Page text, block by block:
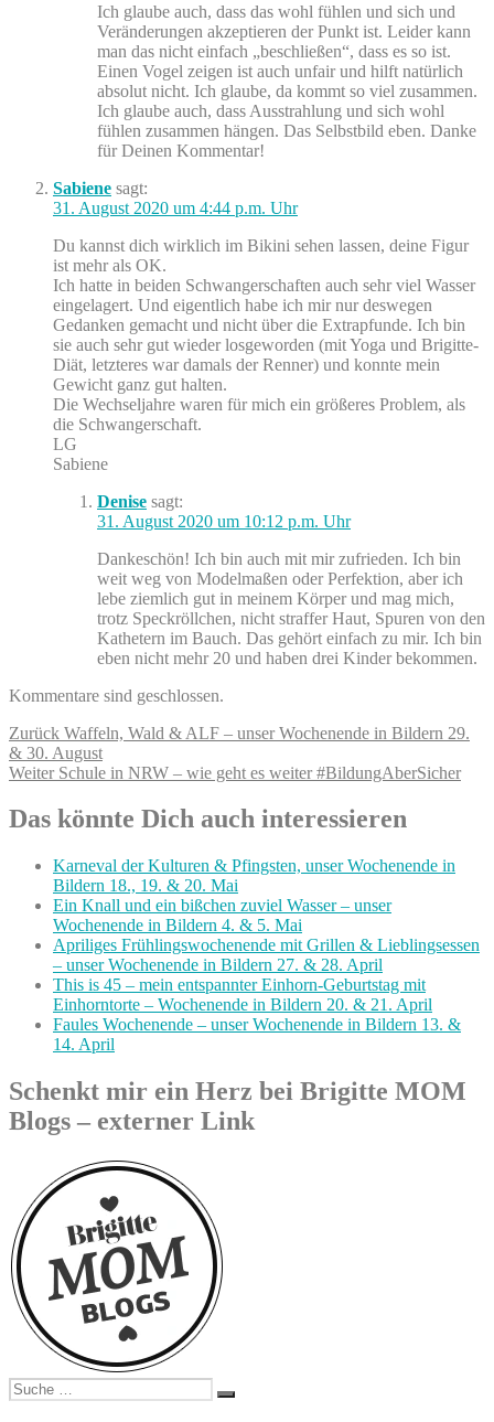
Ich glaube auch, dass das wohl fühlen und sich und
Veränderungen akzeptieren der Punkt ist. Leider kann
man das nicht einfach „beschließen“, dass es so ist.
Einen Vogel zeigen ist auch unfair und hilft natürlich
absolut nicht. Ich glaube, da kommt so viel zusammen.
Ich glaube auch, dass Ausstrahlung und sich wohl
fühlen zusammen hängen. Das Selbstbild eben. Danke
für Deinen Kommentar!
Sabiene sagt:
31. August 2020 um 4:44 p.m. Uhr
Du kannst dich wirklich im Bikini sehen lassen, deine Figur
ist mehr als OK.
Ich hatte in beiden Schwangerschaften auch sehr viel Wasser
eingelagert. Und eigentlich habe ich mir nur deswegen
Gedanken gemacht und nicht über die Extrapfunde. Ich bin
sie auch sehr gut wieder losgeworden (mit Yoga und Brigitte-
Diät, letzteres war damals der Renner) und konnte mein
Gewicht ganz gut halten.
Die Wechseljahre waren für mich ein größeres Problem, als
die Schwangerschaft.
LG
Sabiene
Denise sagt:
31. August 2020 um 10:12 p.m. Uhr
Dankeschön! Ich bin auch mit mir zufrieden. Ich bin
weit weg von Modelmaßen oder Perfektion, aber ich
lebe ziemlich gut in meinem Körper und mag mich,
trotz Speckröllchen, nicht straffer Haut, Spuren von den
Kathetern im Bauch. Das gehört einfach zu mir. Ich bin
eben nicht mehr 20 und haben drei Kinder bekommen.
Kommentare sind geschlossen.
Beitragsnavigation
Zurück Vorheriger
Beitrag:
Waffeln, Wald & ALF – unser Wochenende in Bildern 29.
& 30. August
Weiter Nächster
Schule in NRW – wie geht es weiter #BildungAberSicher
Das könnte Dich auch interessieren
Karneval der Kulturen & Pfingsten, unser Wochenende in
Bildern 18., 19. & 20. Mai
Ein Knall und ein bißchen zuviel Wasser – unser
Wochenende in Bildern 4. & 5. Mai
Apriliges Frühlingswochenende mit Grillen & Lieblingsessen
– unser Wochenende in Bildern 27. & 28. April
This is 45 – mein entspannter Einhorn-Geburtstag mit
Einhorntorte – Wochenende in Bildern 20. & 21. April
Faules Wochenende – unser Wochenende in Bildern 13. &
14. April
Schenkt mir ein Herz bei Brigitte MOM
Blogs – externer Link
Suche
nach:
Suchen